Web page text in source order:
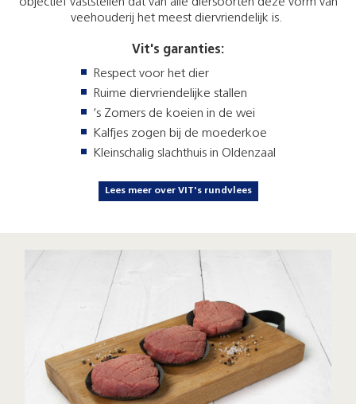
veehouderij het meest diervriendelijk is.
Vit's garanties:
Respect voor het dier
Ruime diervriendelijke stallen
‘s Zomers de koeien in de wei
Kalfjes zogen bij de moederkoe
Kleinschalig slachthuis in Oldenzaal
Lees meer over VIT's rundvlees